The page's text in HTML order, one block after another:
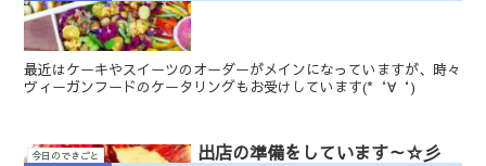
最近はケーキやスイーツのオーダーがメインになっていますが、時々
ヴィーガンフードのケータリングもお受けしています(*‘∀‘)
今日のできごと 出店の準備をしています～☆彡